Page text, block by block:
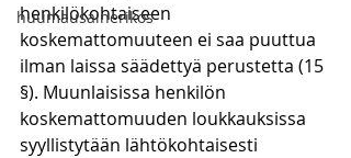
huumausainerikos
henkilökohtaiseen
koskemattomuuteen ei saa puuttua
ilman laissa säädettyä perustetta (15
§). Muunlaisissa henkilön
koskemattomuuden loukkauksissa
syyllistytään lähtökohtaisesti